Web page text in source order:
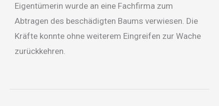
Eigentümerin wurde an eine Fachfirma zum
Abtragen des beschädigten Baums verwiesen. Die
Kräfte konnte ohne weiterem Eingreifen zur Wache
zurückkehren.